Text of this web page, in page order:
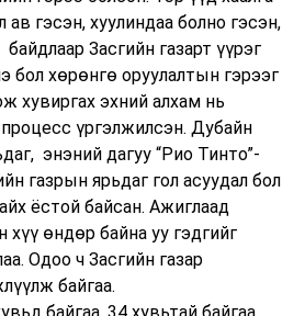
ав гэсэн, хуулиндаа болно гэсэн,
Засгийн газарт үүрэг
бол хөрөнгө оруулалтын гэрээг
хувиргах эхний алхам нь
үргэлжилсэн. Дубайн
энэний дагуу “Рио Тинто”-
газрын ярьдаг гол асуудал бол
ёстой байсан. Ажиглаад
хүү өндөр байна уу гэдгийг
Одоо ч Засгийн газар
байгаа.
байгаа. 34 хувьтай байгаа